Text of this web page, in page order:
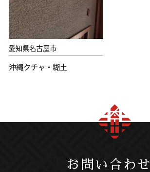
愛知県名古屋市
沖縄クチャ・糊土
お問い合わせ